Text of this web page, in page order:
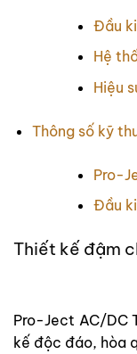
Đầu
Hệ
Hiệu
Thông số kỹ
Pro-
Đầu
Thiết kế đậm
Pro-Ject AC/DC
kế độc đáo, hòa